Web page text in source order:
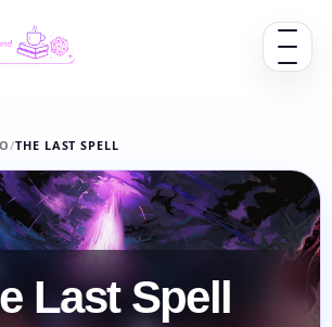
Ouvrir
/THE LAST SPELL
Last Spell